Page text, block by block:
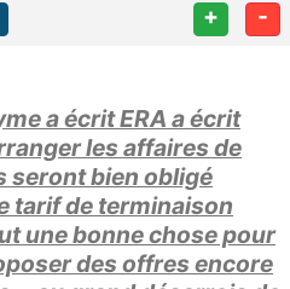
+ -
a écrit ERA a écrit
les affaires de
seront bien obligé
tarif de terminaison
une bonne chose pour
des offres encore